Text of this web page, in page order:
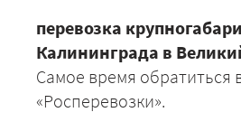
перевозка
Калининграда в
Самое время обратиться
«Росперевозки».